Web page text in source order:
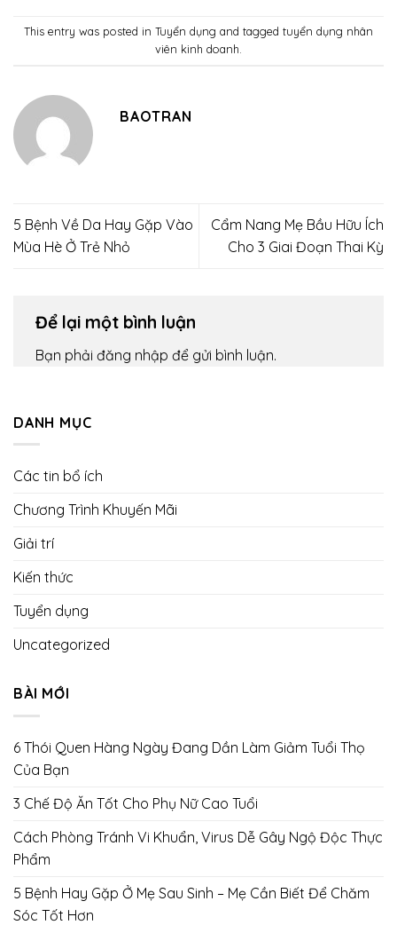
This entry was posted in Tuyển dụng and tagged tuyển dụng nhân
viên kinh doanh
BAOTRAN
5 Bệnh Về Da Hay Gặp Vào
Mùa Hè Ở Trẻ Nhỏ
Cẩm Nang Mẹ Bầu Hữu Ích
Cho 3 Giai Đoạn Thai Kỳ
Để lại một bình luận
Bạn phải đăng nhập để gửi bình luận.
DANH MỤC
Các tin bổ ích
Chương Trình Khuyến Mãi
Giải trí
Kiến thức
Tuyển dụng
Uncategorized
BÀI MỚI
6 Thói Quen Hàng Ngày Đang Dần Làm Giảm Tuổi Thọ
Của Bạn
3 Chế Độ Ăn Tốt Cho Phụ Nữ Cao Tuổi
Cách Phòng Tránh Vi Khuẩn, Virus Dễ Gây Ngộ Độc Thực
Phẩm
5 Bệnh Hay Gặp Ở Mẹ Sau Sinh – Mẹ Cần Biết Để Chăm
Sóc Tốt Hơn